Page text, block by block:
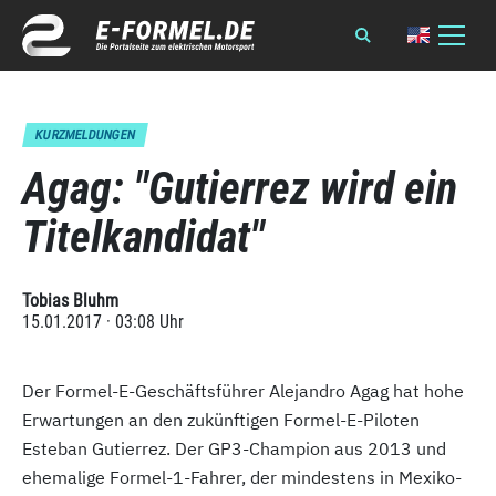
KURZMELDUNGEN
Agag: "Gutierrez wird ein
Titelkandidat"
Tobias Bluhm
15.01.2017 · 03:08 Uhr
Der Formel-E-Geschäftsführer Alejandro Agag hat hohe
Erwartungen an den zukünftigen Formel-E-Piloten
Esteban Gutierrez. Der GP3-Champion aus 2013 und
ehemalige Formel-1-Fahrer, der mindestens in Mexiko-